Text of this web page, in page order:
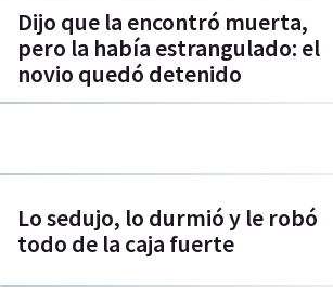
Dijo que la encontró muerta,
pero la había estrangulado: el
novio quedó detenido
Lo sedujo, lo durmió y le robó
todo de la caja fuerte